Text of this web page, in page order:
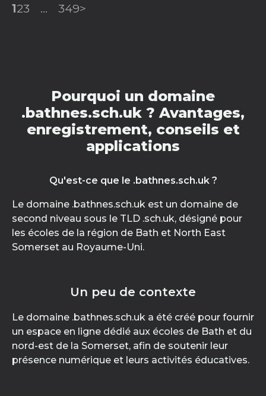
123 ... 349>
Pourquoi un domaine
.bathnes.sch.uk ? Avantages,
enregistrement, conseils et
applications
Qu'est-ce que le .bathnes.sch.uk ?
Le domaine .bathnes.sch.uk est un domaine de
second niveau sous le TLD .sch.uk, désigné pour
les écoles de la région de Bath et North East
Somerset au Royaume-Uni.
Un peu de contexte
Le domaine .bathnes.sch.uk a été créé pour fournir
un espace en ligne dédié aux écoles de Bath et du
nord-est de la Somerset, afin de soutenir leur
présence numérique et leurs activités éducatives.